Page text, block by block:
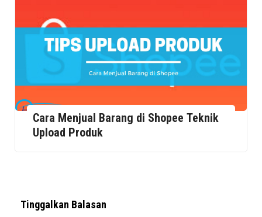
Cara Menjual Barang di Shopee Teknik
Upload Produk
Tinggalkan Balasan